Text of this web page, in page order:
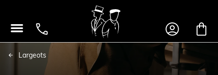
   
Largeots